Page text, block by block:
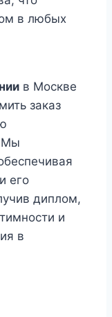
в любых
в Москве
заказ
Мы
его
диплом,
и
в